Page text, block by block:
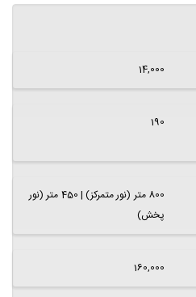
14,000
190
800 متر (نور متمرکز) | 450 متر (نور
پخش)
160,000